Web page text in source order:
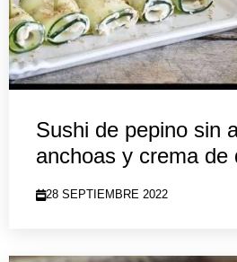
Sushi de pepino sin
anchoas y crema de
28 SEPTIEMBRE 2022